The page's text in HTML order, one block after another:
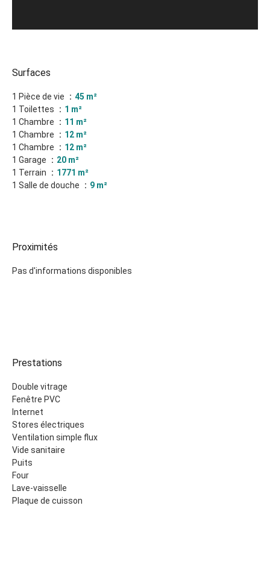
Surfaces
1 Pièce de vie
45 m²
1 Toilettes
1 m²
1 Chambre
11 m²
1 Chambre
12 m²
1 Chambre
12 m²
1 Garage
20 m²
1 Terrain
1771 m²
1 Salle de douche
9 m²
Proximités
Pas d'informations disponibles
Prestations
Double vitrage
Fenêtre PVC
Internet
Stores électriques
Ventilation simple flux
Vide sanitaire
Puits
Four
Lave-vaisselle
Plaque de cuisson